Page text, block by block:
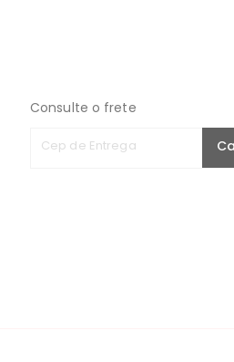
Consulte o frete
Cep de Entrega